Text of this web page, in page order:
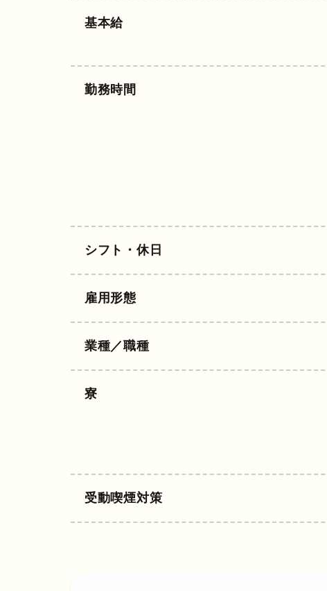
基本給
勤務時間
シフト・休日
雇用形態
業種／職種
寮
受動喫煙対策